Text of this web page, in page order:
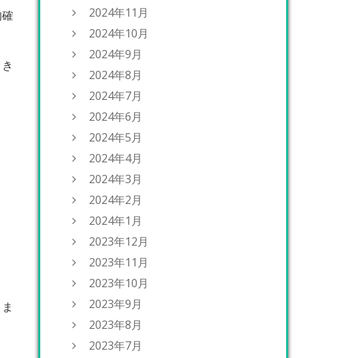
2024年11月
2024年10月
2024年9月
2024年8月
2024年7月
2024年6月
2024年5月
2024年4月
2024年3月
2024年2月
2024年1月
2023年12月
2023年11月
2023年10月
2023年9月
2023年8月
2023年7月